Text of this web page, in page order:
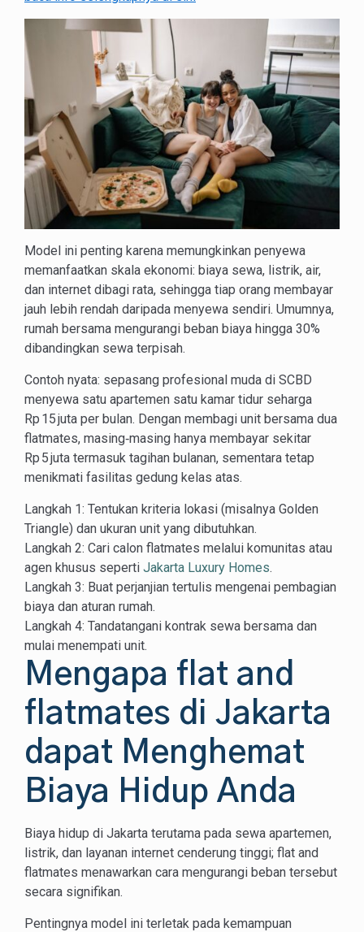
Model ini penting karena memungkinkan penyewa
memanfaatkan skala ekonomi: biaya sewa, listrik, air,
dan internet dibagi rata, sehingga tiap orang membayar
jauh lebih rendah daripada menyewa sendiri. Umumnya,
rumah bersama mengurangi beban biaya hingga 30%
dibandingkan sewa terpisah.
Contoh nyata: sepasang profesional muda di SCBD
menyewa satu apartemen satu kamar tidur seharga
Rp 15 juta per bulan. Dengan membagi unit bersama dua
flatmates, masing‑masing hanya membayar sekitar
Rp 5 juta termasuk tagihan bulanan, sementara tetap
menikmati fasilitas gedung kelas atas.
Langkah 1: Tentukan kriteria lokasi (misalnya Golden
Triangle) dan ukuran unit yang dibutuhkan.
Langkah 2: Cari calon flatmates melalui komunitas atau
agen khusus seperti Jakarta Luxury Homes.
Langkah 3: Buat perjanjian tertulis mengenai pembagian
biaya dan aturan rumah.
Langkah 4: Tandatangani kontrak sewa bersama dan
mulai menempati unit.
Mengapa flat and
flatmates di Jakarta
dapat Menghemat
Biaya Hidup Anda
Biaya hidup di Jakarta terutama pada sewa apartemen,
listrik, dan layanan internet cenderung tinggi; flat and
flatmates menawarkan cara mengurangi beban tersebut
secara signifikan.
Pentingnya model ini terletak pada kemampuan